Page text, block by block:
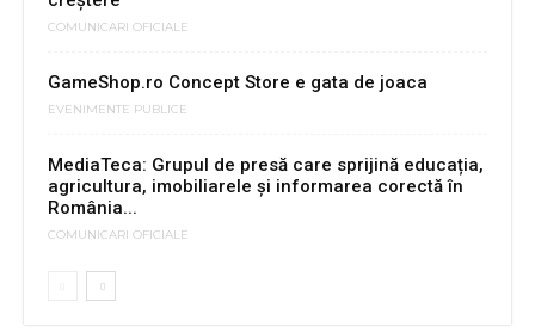
COMUNICARI OFICIALE
GameShop.ro Concept Store e gata de joaca
EVENIMENTE PUBLICE
MediaTeca: Grupul de presă care sprijină educația,
agricultura, imobiliarele și informarea corectă în
România...
COMUNICARI OFICIALE